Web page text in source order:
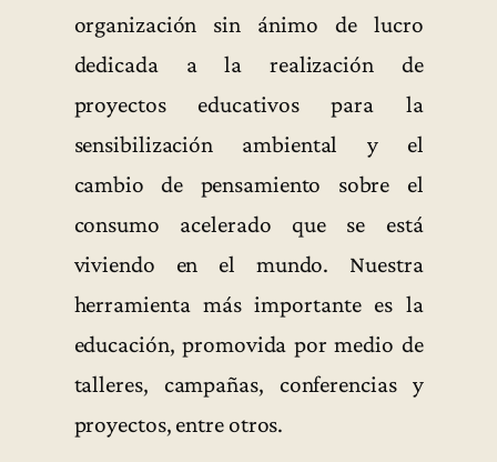
organización sin ánimo de lucro
dedicada a la realización de
proyectos educativos para la
sensibilización ambiental y el
cambio de pensamiento sobre el
consumo acelerado que se está
viviendo en el mundo. Nuestra
herramienta más importante es la
educación, promovida por medio de
talleres, campañas, conferencias y
proyectos, entre otros.